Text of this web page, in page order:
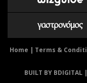
Home | Terms &
BUILT BY BDIGITAL